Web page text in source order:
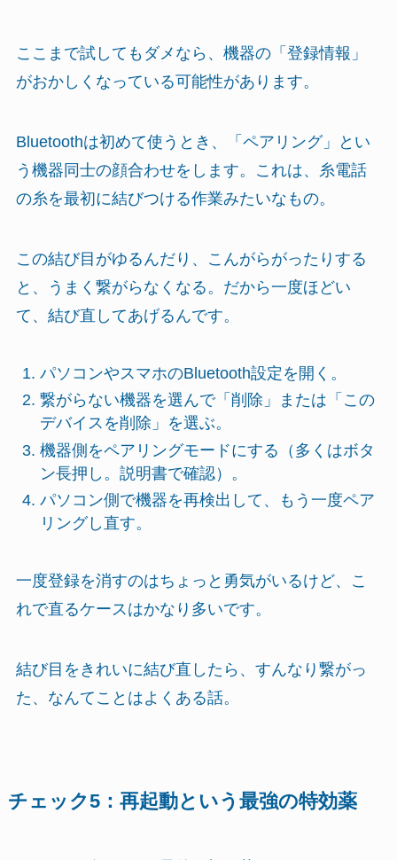
ここまで試してもダメなら、機器の「登録情報」
がおかしくなっている可能性があります。
Bluetoothは初めて使うとき、「ペアリング」とい
う機器同士の顔合わせをします。これは、糸電話
の糸を最初に結びつける作業みたいなもの。
この結び目がゆるんだり、こんがらがったりする
と、うまく繋がらなくなる。だから一度ほどい
て、結び直してあげるんです。
パソコンやスマホのBluetooth設定を開く。
繋がらない機器を選んで「削除」または「この
デバイスを削除」を選ぶ。
機器側をペアリングモードにする（多くはボタ
ン長押し。説明書で確認）。
パソコン側で機器を再検出して、もう一度ペア
リングし直す。
一度登録を消すのはちょっと勇気がいるけど、こ
れで直るケースはかなり多いです。
結び目をきれいに結び直したら、すんなり繋がっ
た、なんてことはよくある話。
チェック5：再起動という最強の特効薬